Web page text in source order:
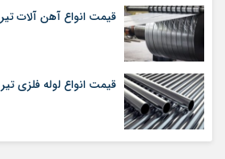
قیمت انواع آهن آلات تیر ۱۴۰۵
قیمت انواع لوله فلزی تیر ۱۴۰۵